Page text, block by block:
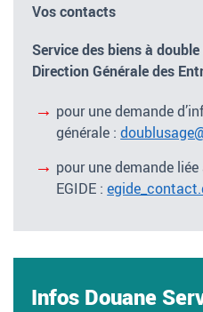
Vos contacts
Service des biens à
Direction Générale des
pour une demande
générale :
pour une demande
EGIDE :
Infos Douane